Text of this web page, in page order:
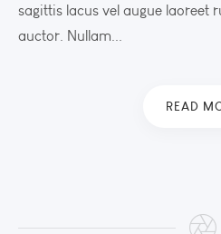
sagittis lacus vel augue laoreet
auctor. Nullam...
READ